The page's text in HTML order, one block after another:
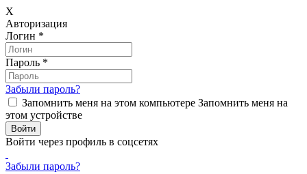
X
Авторизация
Логин *
Пароль *
Забыли пароль?
Запомнить меня на этом компьютере Запомнить меня на
этом устройстве
Войти через профиль в соцсетях
Забыли пароль?